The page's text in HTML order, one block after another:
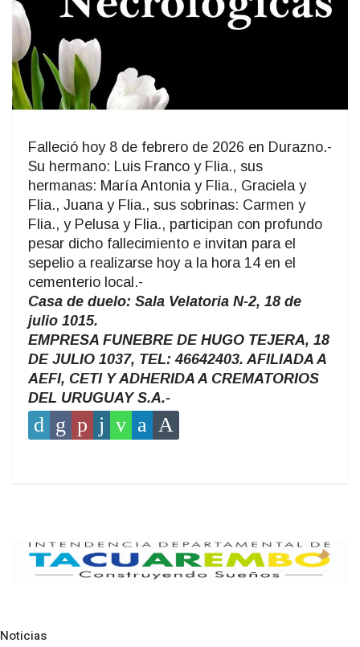
Falleció hoy 8 de febrero de 2026 en Durazno.-
Su hermano: Luis Franco y Flia., sus
hermanas: María Antonia y Flia., Graciela y
Flia., Juana y Flia., sus sobrinas: Carmen y
Flia., y Pelusa y Flia., participan con profundo
pesar dicho fallecimiento e invitan para el
sepelio a realizarse hoy a la hora 14 en el
cementerio local.-
Casa de duelo: Sala Velatoria N-2, 18 de
julio 1015.
EMPRESA FUNEBRE DE HUGO TEJERA, 18
DE JULIO 1037, TEL: 46642403. AFILIADA A
AEFI, CETI Y ADHERIDA A CREMATORIOS
DEL URUGUAY S.A.-
Noticias